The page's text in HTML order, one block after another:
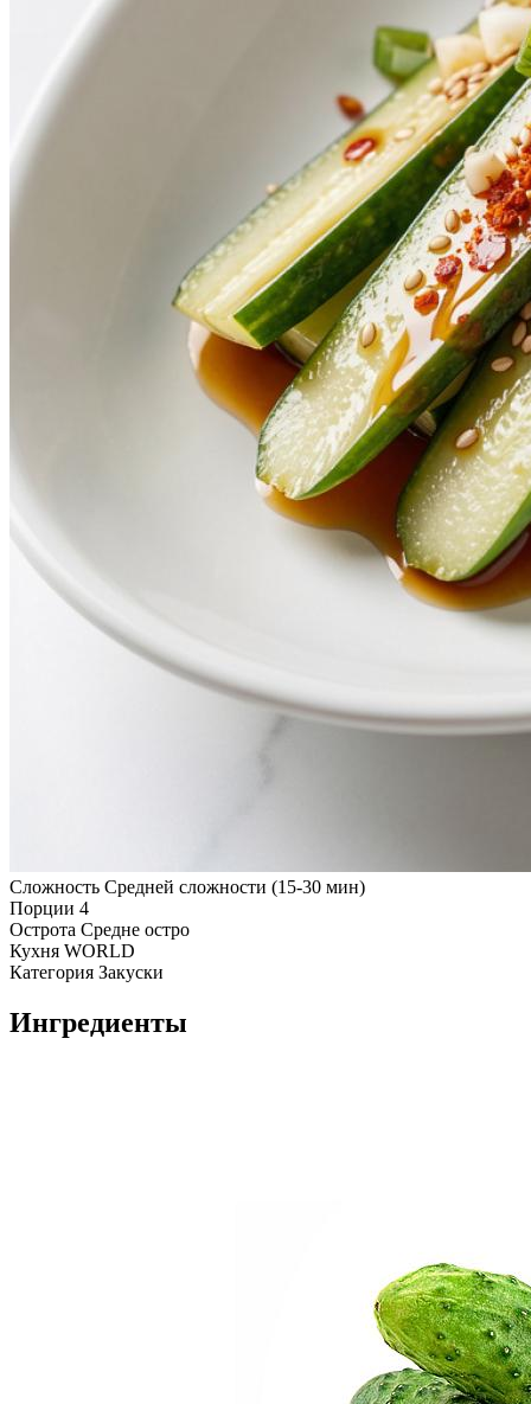
Сложность Средней сложности (15-30 мин)
Порции 4
Острота Средне остро
Кухня WORLD
Категория Закуски
Ингредиенты